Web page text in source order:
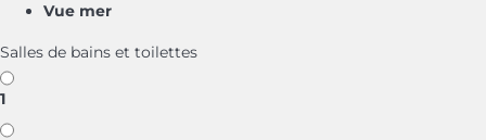
Vue mer
Salles de bains et toilettes
1